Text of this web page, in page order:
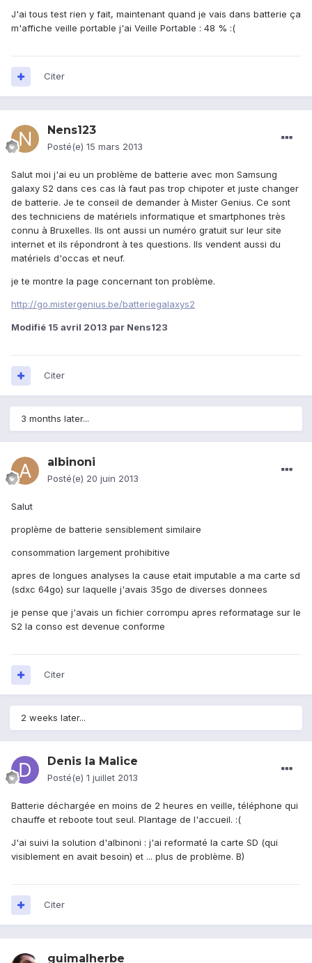
J'ai tous test rien y fait, maintenant quand je vais dans batterie ça
m'affiche veille portable j'ai Veille Portable : 48 % :(
Citer
Nens123
Posté(e) 15 mars 2013
Salut moi j'ai eu un problème de batterie avec mon Samsung
galaxy S2 dans ces cas là faut pas trop chipoter et juste changer
de batterie. Je te conseil de demander à Mister Genius. Ce sont
des techniciens de matériels informatique et smartphones très
connu à Bruxelles. Ils ont aussi un numéro gratuit sur leur site
internet et ils répondront à tes questions. Ils vendent aussi du
matériels d'occas et neuf.
je te montre la page concernant ton problème.
http://go.mistergenius.be/batteriegalaxys2
Modifié 15 avril 2013 par Nens123
Citer
3 months later...
albinoni
Posté(e) 20 juin 2013
Salut
proplème de batterie sensiblement similaire
consommation largement prohibitive
apres de longues analyses la cause etait imputable a ma carte sd
(sdxc 64go) sur laquelle j'avais 35go de diverses donnees
je pense que j'avais un fichier corrompu apres reformatage sur le
S2 la conso est devenue conforme
Citer
2 weeks later...
Denis la Malice
Posté(e) 1 juillet 2013
Batterie déchargée en moins de 2 heures en veille, téléphone qui
chauffe et reboote tout seul. Plantage de l'accueil. :(
J'ai suivi la solution d'albinoni : j'ai reformaté la carte SD (qui
visiblement en avait besoin) et ... plus de problème. B)
Citer
guimalherbe